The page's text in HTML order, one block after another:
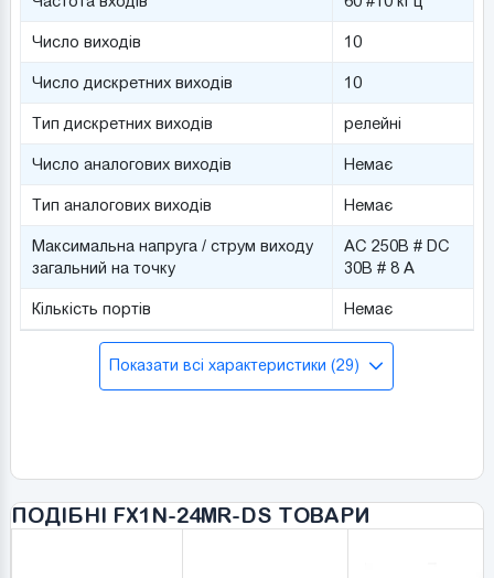
Число виходів 10
Число дискретних виходів 10
Тип дискретних виходів релейні
Число аналогових виходів Немає
Тип аналогових виходів Немає
Максимальна напруга / струм виходу
загальний на точку
AC 250В # DC
30В # 8 А
Кількість портів Немає
Показати всі характеристики (29)
ПОДІБНІ FX1N-24MR-DS ТОВАРИ